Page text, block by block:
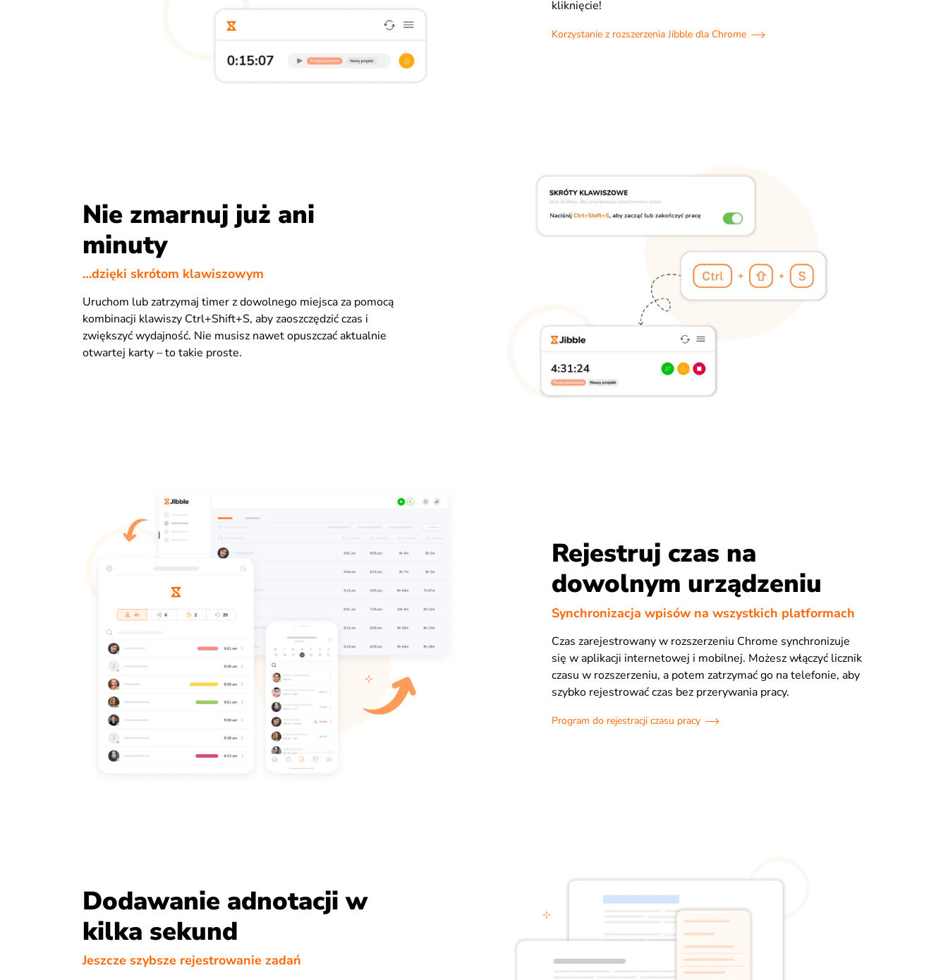
kliknięcie!
Korzystanie z rozszerzenia Jibble dla Chrome
Nie zmarnuj już ani
minuty
…dzięki skrótom klawiszowym
Uruchom lub zatrzymaj timer z dowolnego miejsca za pomocą
kombinacji klawiszy Ctrl+Shift+S, aby zaoszczędzić czas i
zwiększyć wydajność. Nie musisz nawet opuszczać aktualnie
otwartej karty – to takie proste.
Rejestruj czas na
dowolnym urządzeniu
Synchronizacja wpisów na wszystkich platformach
Czas zarejestrowany w rozszerzeniu Chrome synchronizuje
się w aplikacji internetowej i mobilnej. Możesz włączyć licznik
czasu w rozszerzeniu, a potem zatrzymać go na telefonie, aby
szybko rejestrować czas bez przerywania pracy.
Program do rejestracji czasu pracy
Dodawanie adnotacji w
kilka sekund
Jeszcze szybsze rejestrowanie zadań